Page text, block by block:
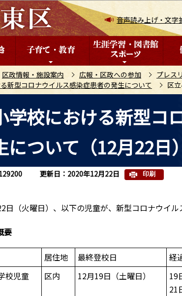
音声読み上げ・文字
区政情報・施設案内 広報・区政への参加 プレス
新型コロナウイルス感染症患者の発生について
区
学校における新型コ
について（12月22日）
更新日：2020年12月22日 印刷
日（火曜日）、以下の児童が、新型コロナウイル
要
居住地 最終登校日
経
校児童 区内 12月19日（土曜日）
19
21